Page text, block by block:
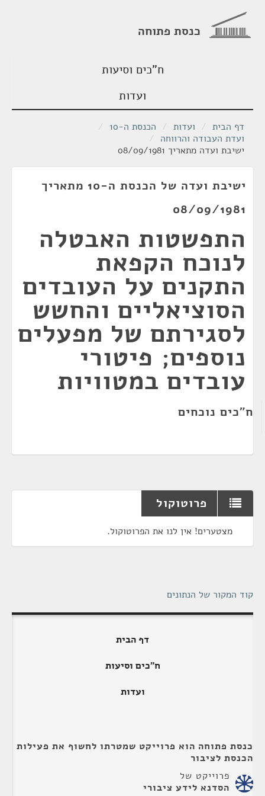
כנסת פתוחה
ח"כים וסיעות
ועדות
דף הבית / ועדות / הכנסת ה-10
/
ועדת העבודה והרווחה /
ישיבת ועדה מתאריך 08/09/1981
ישיבת ועדה של הכנסת ה-10 מתאריך
08/09/1981
התפשטות האבטלה
לנוכח הקפאת
התקנים על העובדים
הסוציאליים והחשש
לסגירתם של מפעלים
נוספים; פיטורי
עובדים במטוויות
ח"כים נוכחים
פרוטוקול
מצטערים! אין לנו את הפרוטוקול.
קוד המקור של הנתונים
דף הבית
ח"כים וסיעות
ועדות
כנסת פתוחה הוא פרוייקט שמטרתו לחשוף את פעילות
הכנסת לציבור
פרוייקט של
הסדנא לידע ציבורי